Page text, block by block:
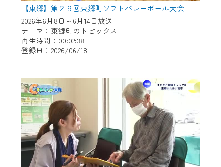
【東郷】第２９回東郷町ソフトバレーボール大会
2026年6月8日～6月14日放送
テーマ：東郷町のトピックス
再生時間：00:02:38
登録日：2026/06/18
※マイページへのログインには、MyIDが必
要となります。
※MyIDとは、CCNet Web TVを含むCCNetの
各種サービスをご利用頂くためのIDです。
で設定できます。
（GmailやYahooなどのフリーメールアドレ
スでも作成可能です）
※マイページへのログイン・MyIDの新規登
録はこちらから
※CCNetアプリをご利用中の方は引き続き
ご視聴いただけます。